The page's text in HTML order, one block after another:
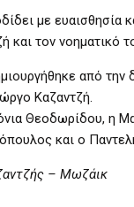
με ευαισθησία
και τον νοηματικό
από την
Καζαντζή.
Θεοδωρίδου, η
και ο
– Μωζάικ